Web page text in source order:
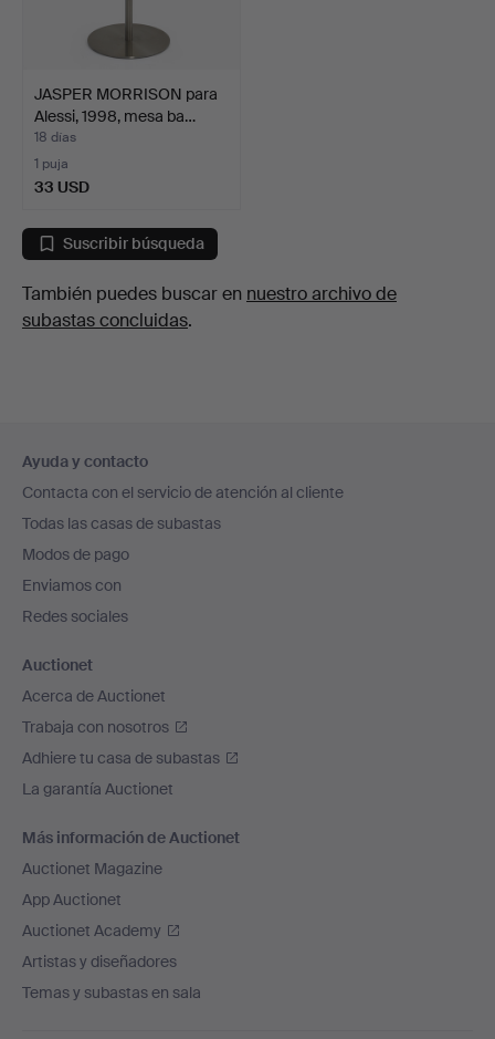
JASPER MORRISON para
Alessi, 1998, mesa ba…
18 días
1 puja
33 USD
Suscribir búsqueda
También puedes buscar en nuestro archivo de
subastas concluidas.
en
el
pie
de
página
Ayuda y contacto
Contacta con el servicio de atención al cliente
Todas las casas de subastas
Modos de pago
Enviamos con
Redes sociales
Auctionet
Acerca de Auctionet
Trabaja con nosotros
Adhiere tu casa de subastas
La garantía Auctionet
Más información de Auctionet
Auctionet Magazine
App Auctionet
Auctionet Academy
Artistas y diseñadores
Temas y subastas en sala